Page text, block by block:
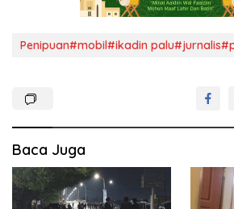
Penipuan#mobil#ikadin
Baca Juga